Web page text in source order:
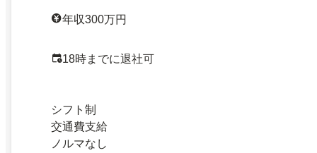
年収300万円
18時までに退社可
シフト制
交通費支給
ノルマなし